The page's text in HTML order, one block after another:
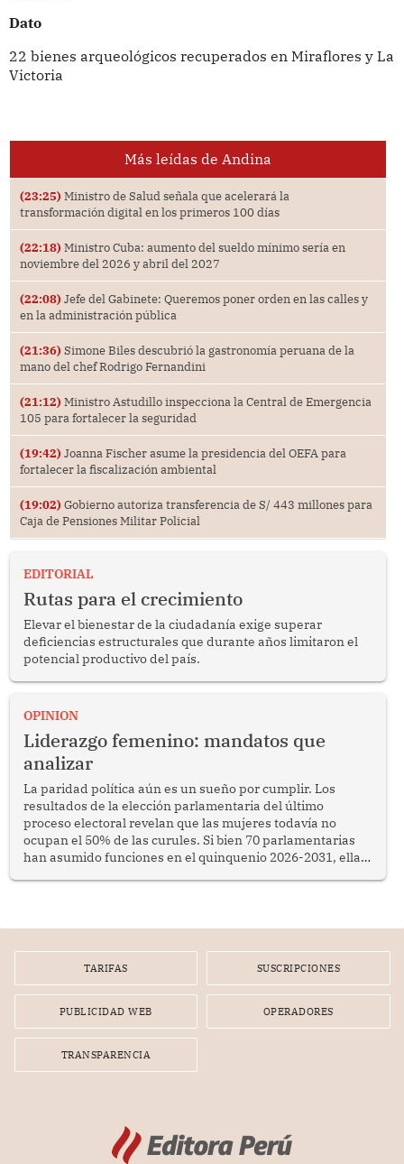
Dato
22 bienes arqueológicos recuperados en Miraflores y La
Victoria
Más leídas de Andina
(23:25) Ministro de Salud señala que acelerará la
transformación digital en los primeros 100 días
(22:18) Ministro Cuba: aumento del sueldo mínimo sería en
noviembre del 2026 y abril del 2027
(22:08) Jefe del Gabinete: Queremos poner orden en las calles y
en la administración pública
(21:36) Simone Biles descubrió la gastronomía peruana de la
mano del chef Rodrigo Fernandini
(21:12) Ministro Astudillo inspecciona la Central de Emergencia
105 para fortalecer la seguridad
(19:42) Joanna Fischer asume la presidencia del OEFA para
fortalecer la fiscalización ambiental
(19:02) Gobierno autoriza transferencia de S/ 443 millones para
Caja de Pensiones Militar Policial
EDITORIAL
Rutas para el crecimiento
Elevar el bienestar de la ciudadanía exige superar
deficiencias estructurales que durante años limitaron el
potencial productivo del país.
OPINION
Liderazgo femenino: mandatos que
analizar
La paridad política aún es un sueño por cumplir. Los
resultados de la elección parlamentaria del último
proceso electoral revelan que las mujeres todavía no
ocupan el 50% de las curules. Si bien 70 parlamentarias
han asumido funciones en el quinquenio 2026-2031, ellas
TARIFAS SUSCRIPCIONES
PUBLICIDAD WEB OPERADORES
TRANSPARENCIA